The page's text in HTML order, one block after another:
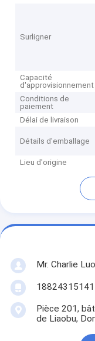
Surligner
Capacité
d'approvisionnement
Conditions de
paiement
Délai de livraison
Détails d'emballage
Lieu d'origine
Mr. Charlie Luo
18824315141
Pièce 201,
de Liaobu,